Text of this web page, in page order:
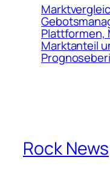
Plattformen,
Marktanteil
Rock News